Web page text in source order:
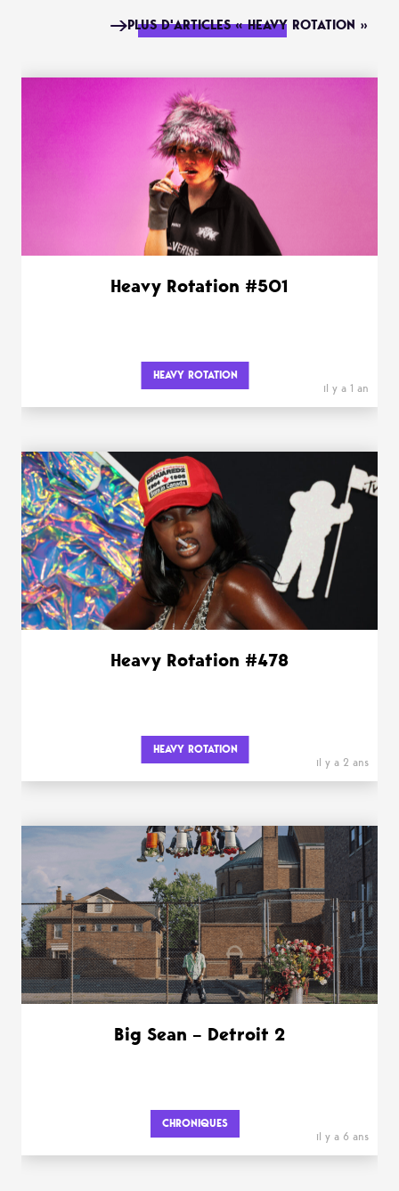
PLUS D'ARTICLES « HEAVY ROTATION »
Heavy Rotation #501
HEAVY ROTATION
il y a 1 an
Heavy Rotation #478
HEAVY ROTATION
il y a 2 ans
Big Sean – Detroit 2
CHRONIQUES
il y a 6 ans